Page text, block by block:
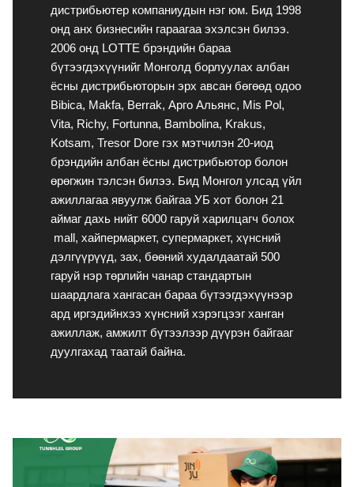
дистрибьютер компаниудын нэг юм. Бид 1998
онд анх бизнесийн гараагаа эхэлсэн билээ.
2006 онд LOTTE брэндийн бараа
бүтээгдэхүүнийг Монголд борлуулах албан
ёсны дистрибьюторын эрх авсан бөгөөд одоо
Bibica, Makfa, Berrak, Арго Альянс, Mis Pol,
Vita, Richy, Fortunna, Bambolina, Krakus,
Kotsam, Tresor Dore гэх мэтчилэн 20-иод
брэндийн албан ёсны дистрибьютор болон
өрөгжин тэлсэн билээ. Бид Монгол улсад үйл
ажиллагаа явуулж байгаа УБ хот болон 21
аймаг дахь нийт 6000 гаруй харилцагч болох
mall, хайпермаркет, супермаркет, хүнсний
дэлгүүрүүд, зах, бөөний худалдаатай 500
гаруй нэр төрлийн чанар стандартын
шаардлага хангасан бараа бүтээгдэхүүнээр
ард иргэдийнхээ хүнсний хэрэгцээг ханган
ажиллаж, амжилт бүтээлээр дүүрэн байгааг
дуулгахад таатай байна.